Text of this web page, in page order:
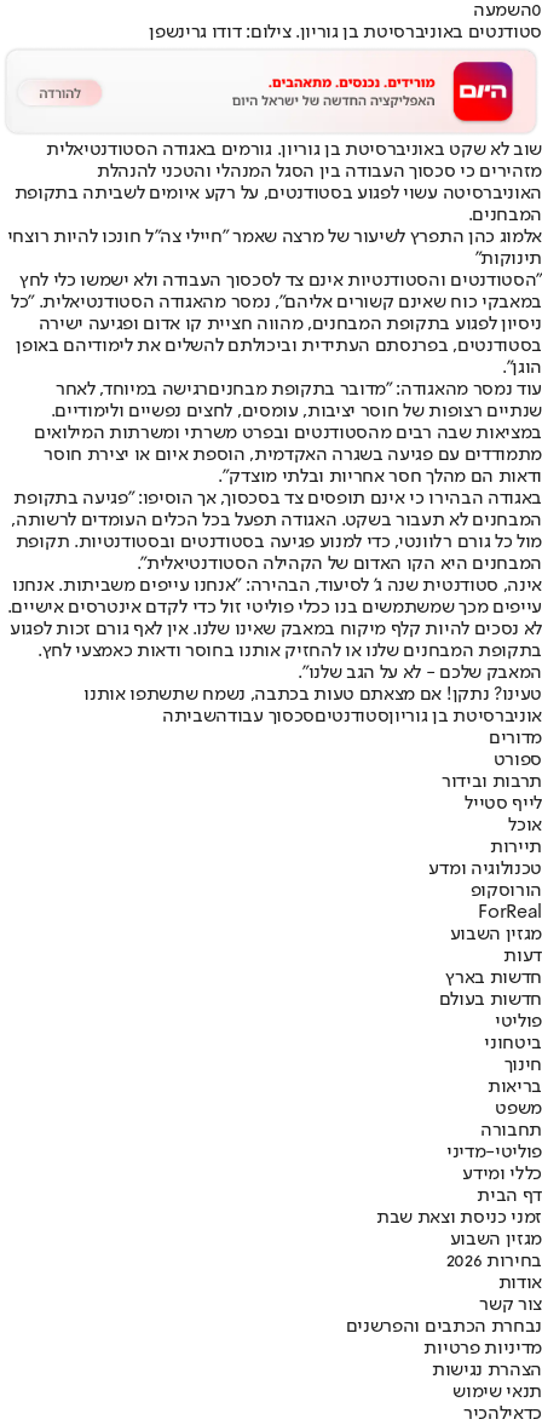
0השמעה
סטודנטים באוניברסיטת בן גוריון. צילום: דודו גרינשפן
שוב לא שקט באוניברסיטת בן גוריון. גורמים באגודה הסטודנטיאלית
מזהירים כי סכסוך העבודה בין הסגל המנהלי והטכני להנהלת
האוניברסיטה עשוי לפגוע בסטודנטים, על רקע איומים לשביתה בתקופת
המבחנים.
אלמוג כהן התפרץ לשיעור של מרצה שאמר "חיילי צה"ל חונכו להיות רוצחי
תינוקות"
"הסטודנטים והסטודנטיות אינם צד לסכסוך העבודה ולא ישמשו כלי לחץ
במאבקי כוח שאינם קשורים אליהם", נמסר מהאגודה הסטודנטיאלית. "כל
ניסיון לפגוע בתקופת המבחנים, מהווה חציית קו אדום ופגיעה ישירה
בסטודנטים, בפרנסתם העתידית וביכולתם להשלים את לימודיהם באופן
הוגן".
עוד נמסר מהאגודה: "מדובר בתקופת מבחניםרגישה במיוחד, לאחר
שנתיים רצופות של חוסר יציבות, עומסים, לחצים נפשיים ולימודיים.
במציאות שבה רבים מהסטודנטים ובפרט משרתי ומשרתות המילואים
מתמודדים עם פגיעה בשגרה האקדמית, הוספת איום או יצירת חוסר
ודאות הם מהלך חסר אחריות ובלתי מוצדק".
באגודה הבהירו כי אינם תופסים צד בסכסוך, אך הוסיפו: "פגיעה בתקופת
המבחנים לא תעבור בשקט. האגודה תפעל בכל הכלים העומדים לרשותה,
מול כל גורם רלוונטי, כדי למנוע פגיעה בסטודנטים ובסטודנטיות. תקופת
המבחנים היא הקו האדום של הקהילה הסטודנטיאלית".
אינה, סטודנטית שנה ג' לסיעוד, הבהירה: "אנחנו עייפים משביתות. אנחנו
עייפים מכך שמשתמשים בנו ככלי פוליטי זול כדי לקדם אינטרסים אישיים.
לא נסכים להיות קלף מיקוח במאבק שאינו שלנו. אין לאף גורם זכות לפגוע
בתקופת המבחנים שלנו או להחזיק אותנו בחוסר ודאות כאמצעי לחץ.
המאבק שלכם - לא על הגב שלנו".
טעינו? נתקן! אם מצאתם טעות בכתבה, נשמח שתשתפו אותנו
אוניברסיטת בן גוריוןסטודנטיםסכסוך עבודהשביתה
מדורים
ספורט
תרבות ובידור
לייף סטייל
אוכל
תיירות
טכנולוגיה ומדע
הורוסקופ
ForReal
מגזין השבוע
דעות
חדשות בארץ
חדשות בעולם
פוליטי
ביטחוני
חינוך
בריאות
משפט
תחבורה
פוליטי-מדיני
כללי ומידע
דף הבית
זמני כניסת וצאת שבת
מגזין השבוע
בחירות 2026
אודות
צור קשר
נבחרת הכתבים והפרשנים
מדיניות פרטיות
הצהרת נגישות
תנאי שימוש
כדאילהכיר